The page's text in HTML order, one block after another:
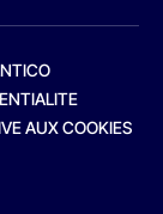
AUX COOKIES